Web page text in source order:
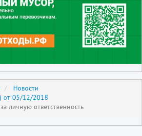
Новости
от 05/12/2018
личную ответственность